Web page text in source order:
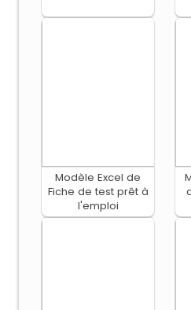
Modèle Excel de
Fiche de test prêt à
l'emploi